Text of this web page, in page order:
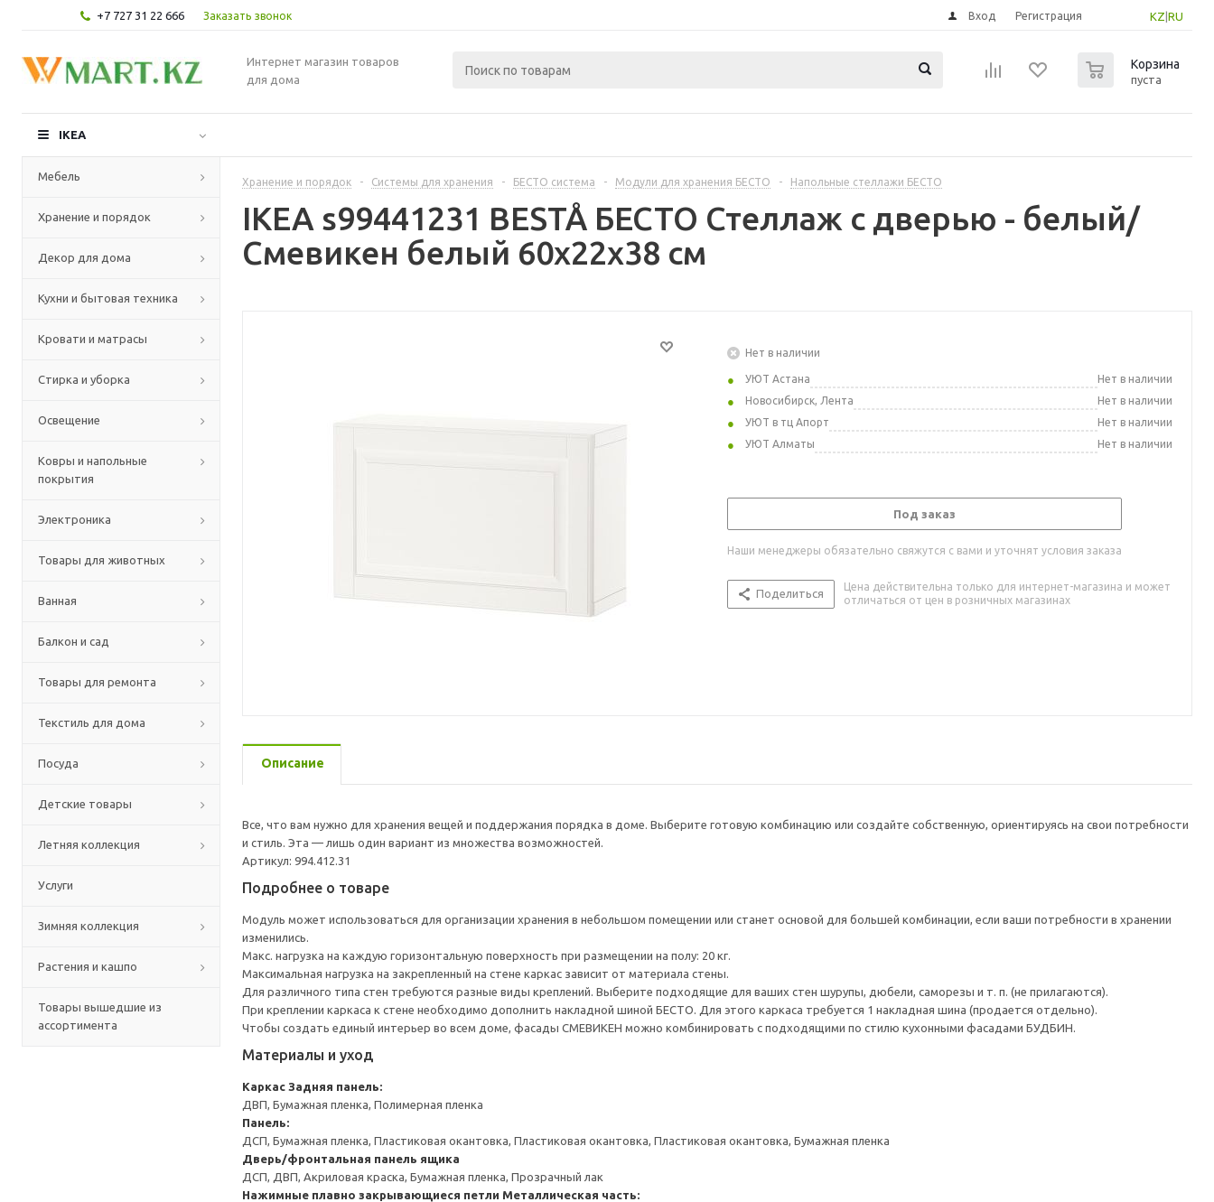
+7 727 31 22 666 Заказать звонок KZ RU
Вход Регистрация
Интернет магазин товаров
для дома
Корзина
пуста
IKEA
Мебель
Хранение и порядок
Декор для дома
Кухни и бытовая техника
Кровати и матрасы
Стирка и уборка
Освещение
Ковры и напольные
покрытия
Электроника
Товары для животных
Ванная
Балкон и сад
Товары для ремонта
Текстиль для дома
Посуда
Детские товары
Летняя коллекция
Услуги
Зимняя коллекция
Растения и кашпо
Товары вышедшие из
ассортимента
Хранение и порядок - Системы для хранения - БЕСТО система - Модули для хранения БЕСТО - Напольные стеллажи БЕСТО
IKEA s99441231 BESTÅ БЕСТО Стеллаж с дверью - белый/
Смевикен белый 60x22x38 см
Нет в наличии
УЮТ Астана
Нет в наличии
Новосибирск, Лента
Нет в наличии
УЮТ в тц Апорт
Нет в наличии
УЮТ Алматы
Нет в наличии
Под заказ
Наши менеджеры обязательно свяжутся с вами и уточнят условия заказа
Поделиться
Цена действительна только для интернет-магазина и может
отличаться от цен в розничных магазинах
Описание
Все, что вам нужно для хранения вещей и поддержания порядка в доме. Выберите готовую комбинацию или создайте собственную, ориентируясь на свои потребности
и стиль. Эта — лишь один вариант из множества возможностей.
Артикул: 994.412.31
Подробнее о товаре
Модуль может использоваться для организации хранения в небольшом помещении или станет основой для большей комбинации, если ваши потребности в хранении
изменились.
Макс. нагрузка на каждую горизонтальную поверхность при размещении на полу: 20 кг.
Максимальная нагрузка на закрепленный на стене каркас зависит от материала стены.
Для различного типа стен требуются разные виды креплений. Выберите подходящие для ваших стен шурупы, дюбели, саморезы и т. п. (не прилагаются).
При креплении каркаса к стене необходимо дополнить накладной шиной БЕСТО. Для этого каркаса требуется 1 накладная шина (продается отдельно).
Чтобы создать единый интерьер во всем доме, фасады СМЕВИКЕН можно комбинировать с подходящими по стилю кухонными фасадами БУДБИН.
Материалы и уход
Каркас Задняя панель:
ДВП, Бумажная пленка, Полимерная пленка
Панель:
ДСП, Бумажная пленка, Пластиковая окантовка, Пластиковая окантовка, Пластиковая окантовка, Бумажная пленка
Дверь/фронтальная панель ящика
ДСП, ДВП, Акриловая краска, Бумажная пленка, Прозрачный лак
Нажимные плавно закрывающиеся петли Металлическая часть: